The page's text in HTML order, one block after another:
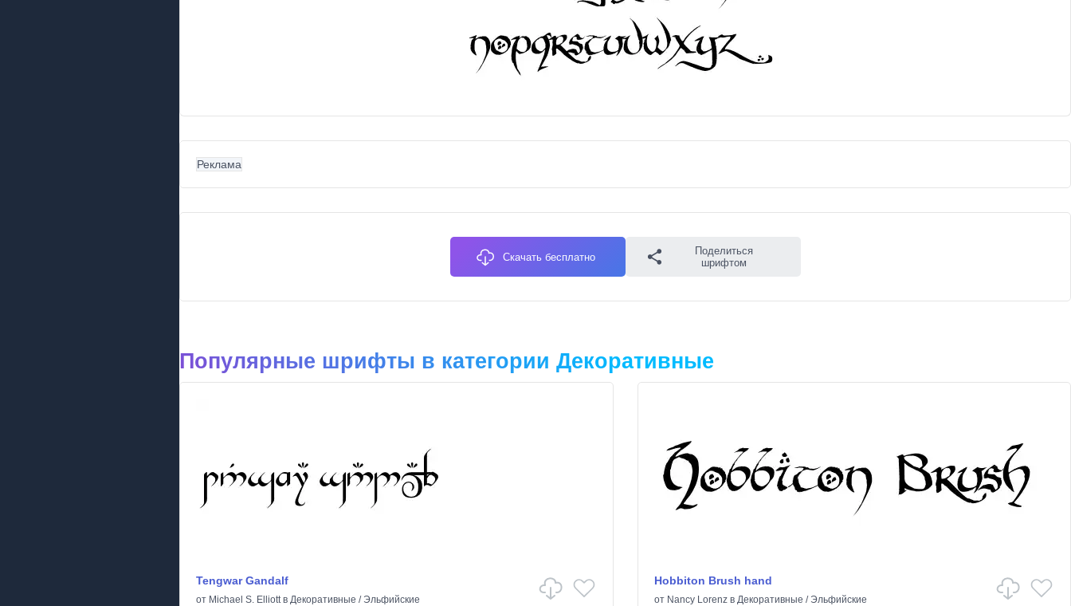
Реклама
Скачать бесплатно
Поделиться
шрифтом
Популярные шрифты в категории Декоративные
Tengwar Gandalf
от Michael S. Elliottв Декоративные / Эльфийские
Hobbiton Brush hand
от Nancy Lorenzв Декоративные / Эльфийские